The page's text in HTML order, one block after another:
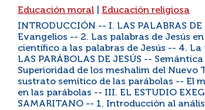
Educación moral
Educación religiosa
INTRODUCCIÓN -- I. LAS PALABRAS
Evangelios -- 2. Las palabras de Jesús
científico a las palabras de Jesús -- 4.
LAS PARÁBOLAS DE JESÚS --
Superioridad de los meshalim del Nuevo
sustrato semítico de las parábolas -- El
en las parábolas -- III. EL ESTUDIO
SAMARITANO -- 1. Introducción al